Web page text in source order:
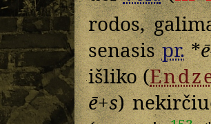
rodos,
senasispr.*
išliko (
ē+s)